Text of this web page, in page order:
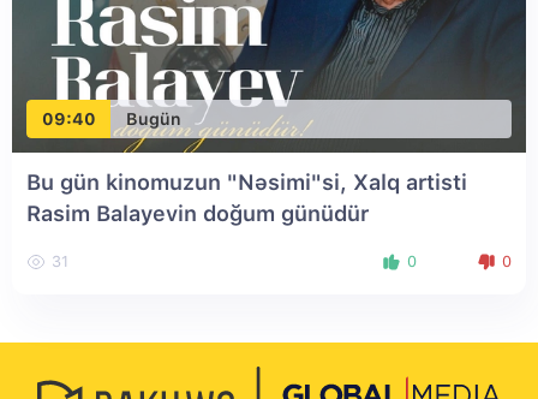
09:40 Bugün
Bu gün kinomuzun "Nəsimi"si, Xalq artisti
Rasim Balayevin doğum günüdür
31 0 0